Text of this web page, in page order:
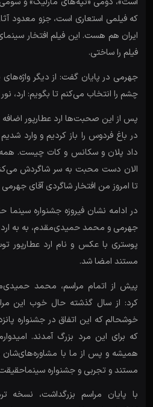
که فیلمی استعاری است، جزو معدود
ایران هم هست. این فیلم افتخار
فیلم را ساختی.
جهرمی در پایان گفت: از دیگر واژه‌های
چشم را انتخاب می‌کنم تا بگویم: ارد،
در باغ فردوس را باز کردیم و وارد
داد پلان و سکانس و کات چیست. همه
الان دست محبت به سر شاگردش
تا امروز من افتخار شاگردی آقای جهرمی
در ادامه نشان فیروزه جشنواره
جهرمی و محمد حمیدی‌مقدم، به به ارد
پوستری با عکس و نام ارد عطارپور
مستند امضا شد.
پیش از اتمام مراسم، محمد
کرد: از سال گذشته حال خوب این
خوشحالم که این اتفاق در جشنواره
که برای این مرد بزرگ آمدند.
همیشه و پس از ما با مشاوره‌های‌شان
مستند و تجربی و جشنواره سینماحقیقت
با پایان مراسم بزرگداشت، نسخه